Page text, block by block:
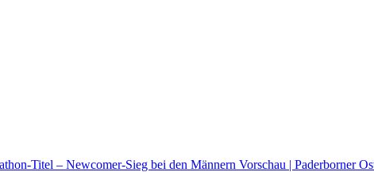
Titel – Newcomer-Sieg bei den Männern Vorschau | Paderborner